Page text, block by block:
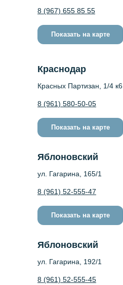
8 (967) 655 85 55
Показать на карте
Яблоновский
ул. Гагарина, 192/1
8 (961) 52-555-45
Краснодар
Красных Партизан, 1/4 к6
8 (961) 580-50-05
Показать на карте
Яблоновский
ул. Гагарина, 165/1
8 (961) 52-555-47
Показать на карте